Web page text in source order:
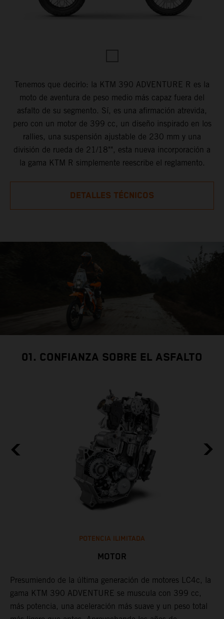
Tenemos que decirlo: la KTM 390 ADVENTURE R es la
moto de aventura de peso medio más capaz fuera del
asfalto de su segmento. Sí, es una afirmación atrevida,
pero con un motor de 399 cc, un diseño inspirado en los
rallies, una suspensión ajustable de 230 mm y una
división de rueda de 21/18"", esta nueva incorporación a
la gama KTM R simplemente reescribe el reglamento.
DETALLES TÉCNICOS
01. CONFIANZA SOBRE EL ASFALTO
POTENCIA ILIMITADA
MOTOR
Presumiendo de la última generación de motores LC4c, la
gama KTM 390 ADVENTURE se muscula con 399 cc,
más potencia, una aceleración más suave y un peso total